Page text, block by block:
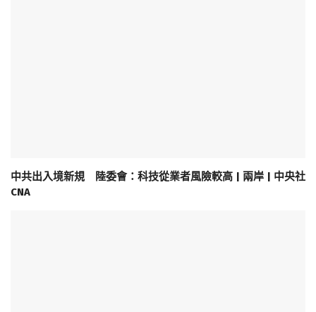
中共出入境新規 陸委會：科技從業者風險較高 | 兩岸 | 中央社
CNA